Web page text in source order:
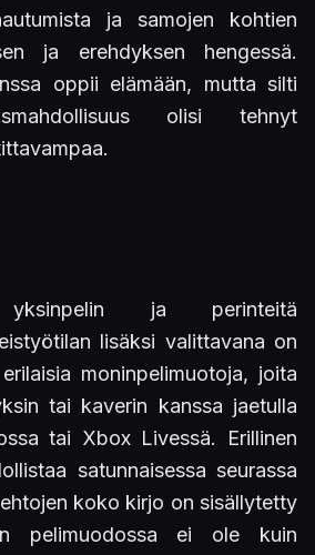
ja samojen kohtien
ja erehdyksen hengessä.
oppii elämään, mutta silti
olisi tehnyt
yksinpelin ja perinteitä
lisäksi valittavana on
moninpelimuotoja, joita
tai kaverin kanssa jaetulla
tai Xbox Livessä. Erillinen
satunnaisessa seurassa
koko kirjo on sisällytetty
pelimuodossa ei ole kuin